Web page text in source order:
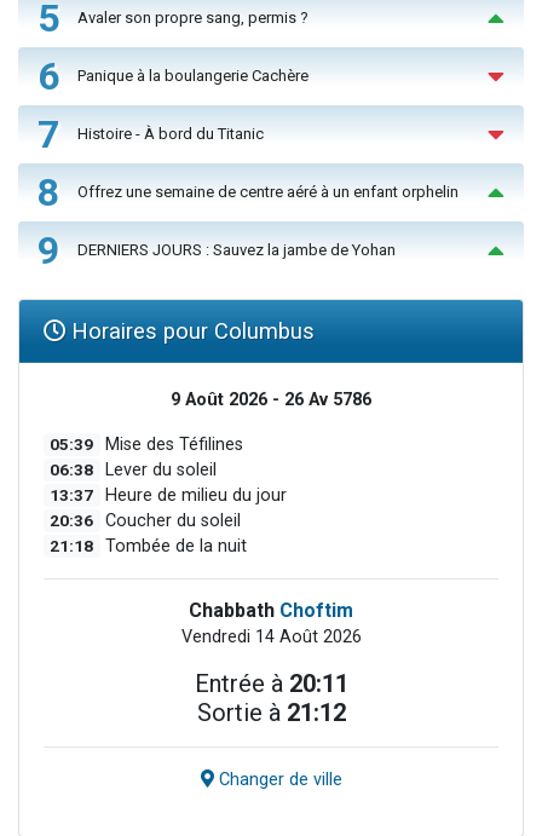
5 Avaler son propre sang, permis ?
6 Panique à la boulangerie Cachère
7 Histoire - À bord du Titanic
8 Offrez une semaine de centre aéré à un enfant orphelin
9 DERNIERS JOURS : Sauvez la jambe de Yohan
Horaires pour Columbus
9 Août 2026 - 26 Av 5786
05:39 Mise des Téfilines
06:38 Lever du soleil
13:37 Heure de milieu du jour
20:36 Coucher du soleil
21:18 Tombée de la nuit
Chabbath Choftim
Vendredi 14 Août 2026
Entrée à 20:11
Sortie à 21:12
Changer de ville